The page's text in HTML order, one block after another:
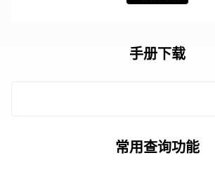
手册下载
常用查询功能